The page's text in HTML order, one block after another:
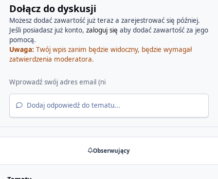
Dołącz do dyskusji
Możesz dodać zawartość już teraz a zarejestrować się później.
Jeśli posiadasz już konto, zaloguj się aby dodać zawartość za jego
pomocą.
Uwaga: Twój wpis zanim będzie widoczny, będzie wymagał
zatwierdzenia moderatora.
Dodaj odpowiedź do tematu...
Obserwujący